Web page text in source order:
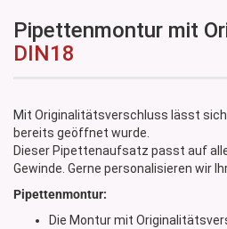
Pipettenmontur mit
DIN18
Mit Originalitätsverschluss lässt
bereits geöffnet wurde.
Dieser Pipettenaufsatz passt auf
Gewinde. Gerne personalisieren wir
Pipettenmontur:
Die Montur mit